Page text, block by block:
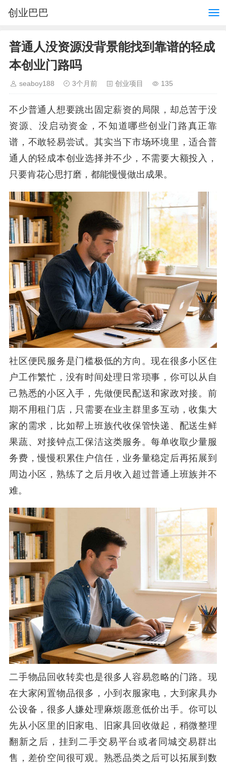
创业巴巴
普通人没资源没背景能找到靠谱的轻成
本创业门路吗
seaboy188 3个月前 创业项目 135
不少普通人想要跳出固定薪资的局限，却总苦于没
资源、没启动资金，不知道哪些创业门路真正靠
谱，不敢轻易尝试。其实当下市场环境里，适合普
通人的轻成本创业选择并不少，不需要大额投入，
只要肯花心思打磨，都能慢慢做出成果。
社区便民服务是门槛极低的方向。现在很多小区住
户工作繁忙，没有时间处理日常琐事，你可以从自
己熟悉的小区入手，先做便民配送和家政对接。前
期不用租门店，只需要在业主群里多互动，收集大
家的需求，比如帮上班族代收保管快递、配送生鲜
果蔬、对接钟点工保洁这类服务。每单收取少量服
务费，慢慢积累住户信任，业务量稳定后再拓展到
周边小区，熟练了之后月收入超过普通上班族并不
难。
二手物品回收转卖也是很多人容易忽略的门路。现
在大家闲置物品很多，小到衣服家电，大到家具办
公设备，很多人嫌处理麻烦愿意低价出手。你可以
先从小区里的旧家电、旧家具回收做起，稍微整理
翻新之后，挂到二手交易平台或者同城交易群出
售，差价空间很可观。熟悉品类之后可以拓展到数